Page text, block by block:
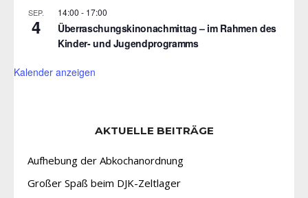
SEP.
4
14:00 - 17:00
Überraschungskinonachmittag – im Rahmen des
Kinder- und Jugendprogramms
Kalender anzeigen
AKTUELLE BEITRÄGE
Aufhebung der Abkochanordnung
Großer Spaß beim DJK-Zeltlager